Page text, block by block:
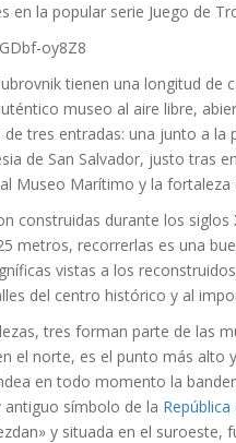
en la popular serie Juego de
oy8Z8
tienen una longitud de
museo al aire libre,
tres entradas: una junto a la
de San Salvador, justo tras
Museo Marítimo y la fortaleza
construidas durante los
metros, recorrerlas es una
vistas a los
del centro histórico y al
tres forman parte de las
el norte, es el punto más alto
en todo momento la
antiguo símbolo de la República
y situada en el suroeste,